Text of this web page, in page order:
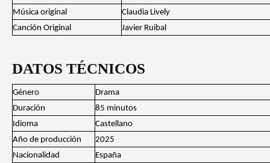
Música original
Claudia Lively
Canción Original
Javier Ruibal
DATOS TÉCNICOS
Género
Drama
Duración
85 minutos
Idioma
Castellano
Año de producción
2025
Nacionalidad
España